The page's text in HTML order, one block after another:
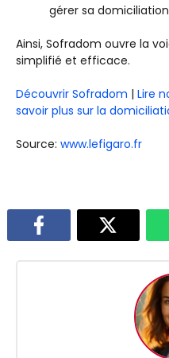
gérer sa
Ainsi, Sofradom ouvre la
simplifié et efficace.
Découvrir Sofradom | Lire
savoir plus sur la
Source: www.lefigaro.fr